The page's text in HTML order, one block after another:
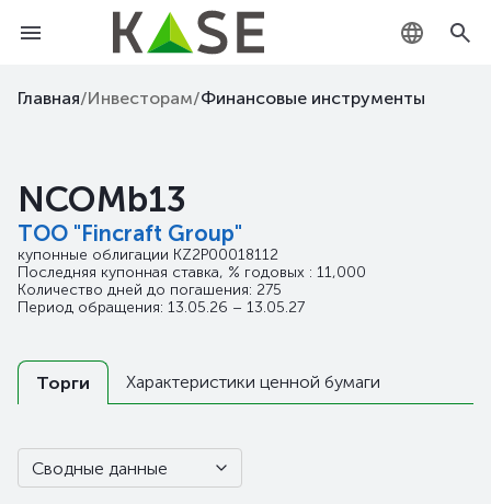
KZ
Главная/Инвесторам/Финансовые инструменты
NCOMb13
ТОО "Fincraft Group"
купонные облигации KZ2P00018112
Последняя купонная ставка, % годовых : 11,000
Количество дней до погашения: 275
Период обращения: 13.05.26 – 13.05.27
Торги Характеристики ценной бумаги
Сводные данные